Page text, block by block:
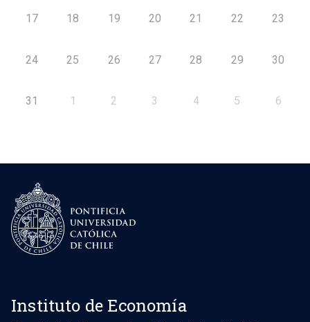
17 18 19 20 21 22 23
24 25 26 27 28 29 30
31 1 2 3 4 5 6
Instituto de Economía